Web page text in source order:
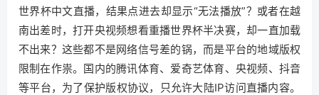
世界杯中文直播，结果点进去却显示“无法播放”？或者在越
南出差时，打开央视频想看重播世界杯半决赛，却一直加载
不出来？这些都不是网络信号差的锅，而是平台的地域版权
限制在作祟。国内的腾讯体育、爱奇艺体育、央视频、抖音
等平台，为了保护版权协议，只允许大陆IP访问直播内容。